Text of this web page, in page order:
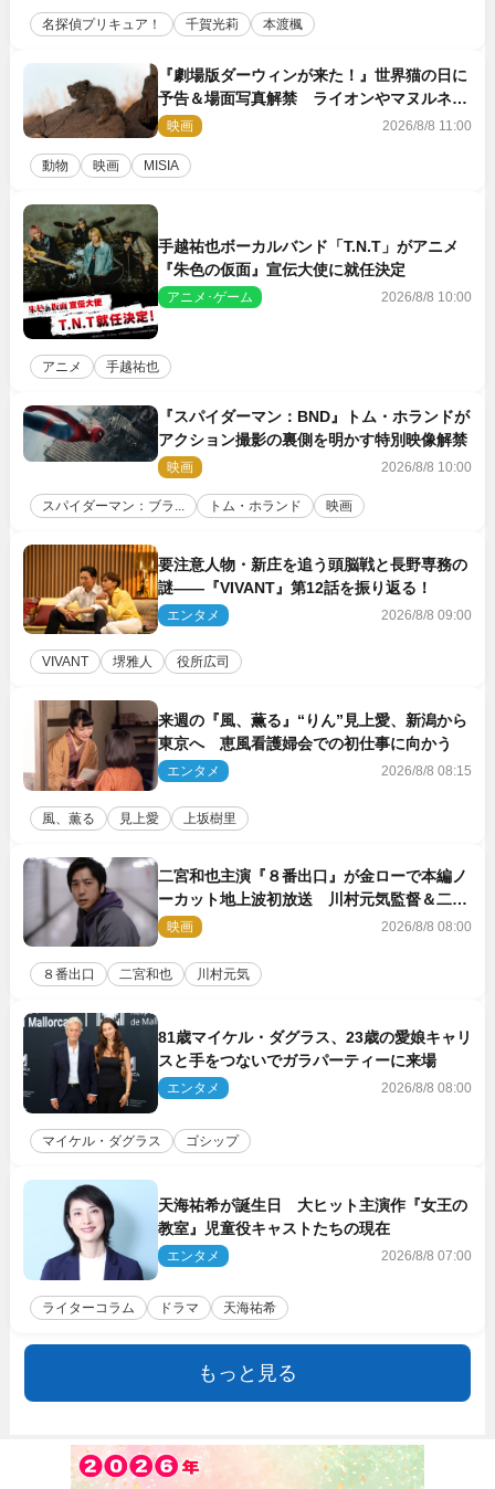
名探偵プリキュア！ 千賀光莉 本渡楓
『劇場版ダーウィンが来た！』世界猫の日に
予告＆場面写真解禁 ライオンやマヌルネコ
の赤ちゃんが大集合
映画 2026/8/8 11:00
動物 映画 MISIA
手越祐也ボーカルバンド「T.N.T」がアニメ
『朱色の仮面』宣伝大使に就任決定
アニメ･ゲーム 2026/8/8 10:00
アニメ 手越祐也
『スパイダーマン：BND』トム・ホランドが
アクション撮影の裏側を明かす特別映像解禁
映画 2026/8/8 10:00
スパイダーマン：ブラ... トム・ホランド 映画
要注意人物・新庄を追う頭脳戦と長野専務の
謎――『VIVANT』第12話を振り返る！
エンタメ 2026/8/8 09:00
VIVANT 堺雅人 役所広司
来週の『風、薫る』“りん”見上愛、新潟から
東京へ 恵風看護婦会での初仕事に向かう
エンタメ 2026/8/8 08:15
風、薫る 見上愛 上坂樹里
二宮和也主演『８番出口』が金ローで本編ノ
ーカット地上波初放送 川村元気監督＆二宮
コメント到着
映画 2026/8/8 08:00
８番出口 二宮和也 川村元気
81歳マイケル・ダグラス、23歳の愛娘キャリ
スと手をつないでガラパーティーに来場
エンタメ 2026/8/8 08:00
マイケル・ダグラス ゴシップ
天海祐希が誕生日 大ヒット主演作『女王の
教室』児童役キャストたちの現在
エンタメ 2026/8/8 07:00
ライターコラム ドラマ 天海祐希
もっと見る